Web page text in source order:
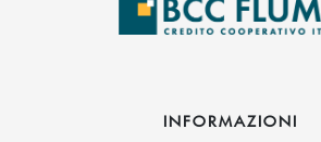
INFORMAZIONI